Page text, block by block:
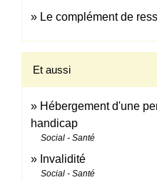
Le complément de
Et aussi
Hébergement d'une
handicap
Social - Santé
Invalidité
Social - Santé